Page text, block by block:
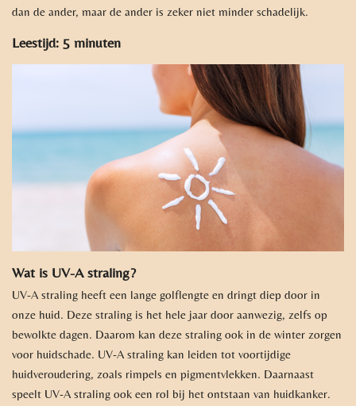
dan de ander, maar de ander is zeker niet minder schadelijk.
Leestijd: 5 minuten
Wat is UV-A straling?
UV-A straling heeft een lange golflengte en dringt diep door in
onze huid. Deze straling is het hele jaar door aanwezig, zelfs op
bewolkte dagen. Daarom kan deze straling ook in de winter zorgen
voor huidschade. UV-A straling kan leiden tot voortijdige
huidveroudering, zoals rimpels en pigmentvlekken. Daarnaast
speelt UV-A straling ook een rol bij het ontstaan van huidkanker.